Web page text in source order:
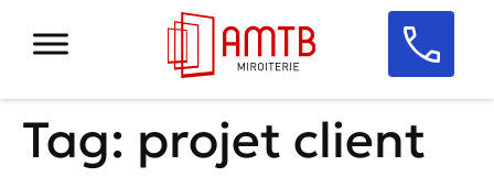
Tag: projet client